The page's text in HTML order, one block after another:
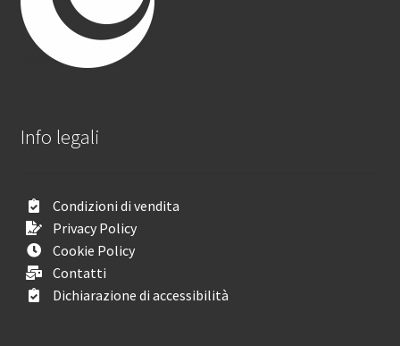
Info legali
Condizioni di vendita
Privacy Policy
Cookie Policy
Contatti
Dichiarazione di accessibilità